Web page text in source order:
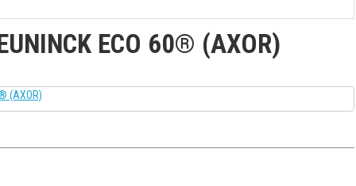
ECO 60® (AXOR)